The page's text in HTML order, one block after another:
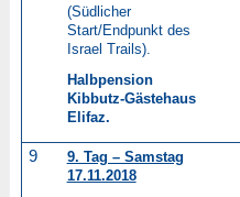
(Südlicher
Start/Endpunkt des
Israel Trails).
Halbpension
Kibbutz-Gästehaus
Elifaz.
9
9. Tag – Samstag
17.11.2018